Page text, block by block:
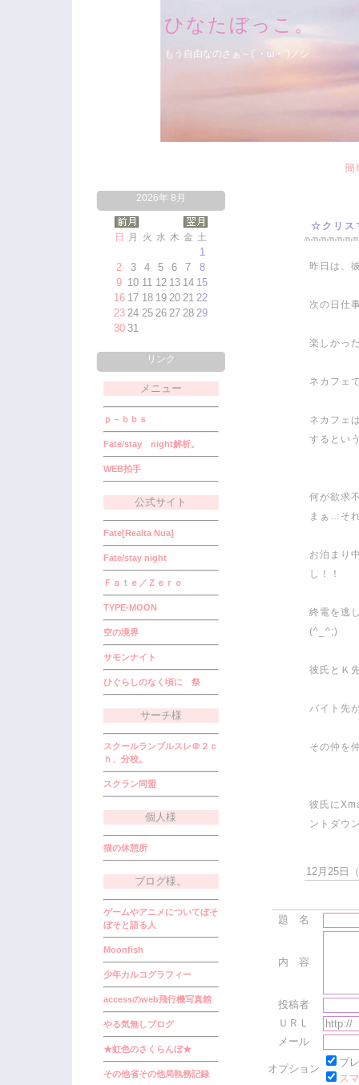
ひなたぼっこ。
もう自由なのさぁ～(´・ω・`)ノシ
簡
2026年 8月
日 月 火 水 木 金 土
1
2
3 4 5 6 7
8
9 10 11 12 13 14 15
16 17 18 19 20 21 22
23 24 25 26 27 28 29
30 31
リンク
メニュー
ｐ－ｂｂｓ
Fate/stay night解析。
WEB拍手
公式サイト
Fate[Realta Nua]
Fate/stay night
Ｆａｔｅ／Ｚｅｒｏ
TYPE-MOON
空の境界
サモンナイト
ひぐらしのなく頃に 祭
サーチ様
スクールランブルスレ＠２ｃ
ｈ、分校。
スクラン同盟
個人様
猫の休憩所
ブログ様。
ゲームやアニメについてぼそ
ぼそと語る人
Moonfish
少年カルコグラフィー
accessのweb飛行機写真館
やる気無しブログ
★虹色のさくらんぼ★
その他省その他局執務記録
☆クリ
昨日は、
次の日仕
楽しかっ
ネカフェ
ネカフェ
するとい
何が欲求
まぁ…そ
お泊まり
し！！
終電を逃
(^_^;)
彼氏とＫ
バイト先
その仲を
彼氏に
ントダ
12月25日
題 名
内 容
投稿者
ＵＲＬ
メール
オプション
プ
ス